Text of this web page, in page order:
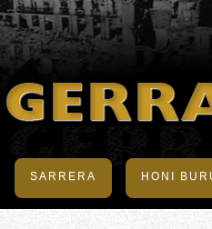
SARRERA HONI